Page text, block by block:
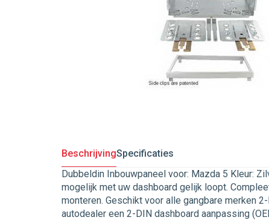
BeschrijvingSpecificaties
Dubbeldin Inbouwpaneel voor: Mazda 5 Kleur:
mogelijk met uw dashboard gelijk loopt.
monteren. Geschikt voor alle gangbare merken
autodealer een 2-DIN dashboard aanpassing